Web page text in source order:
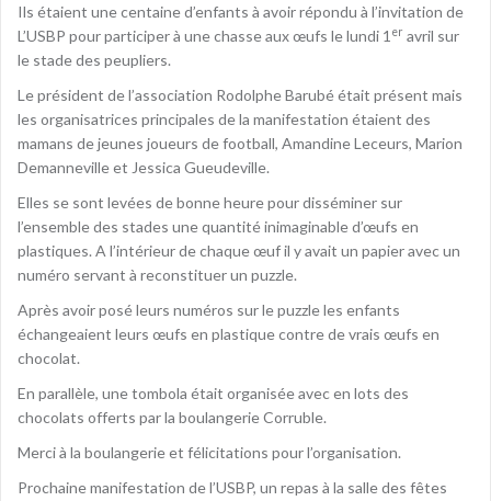
Ils étaient une centaine d’enfants à avoir répondu à l’invitation de
L’USBP pour participer à une chasse aux œufs le lundi 1 er avril sur
le stade des peupliers.
Le président de l’association Rodolphe Barubé était présent mais
les organisatrices principales de la manifestation étaient des
mamans de jeunes joueurs de football, Amandine Leceurs, Marion
Demanneville et Jessica Gueudeville.
Elles se sont levées de bonne heure pour disséminer sur
l’ensemble des stades une quantité inimaginable d’œufs en
plastiques. A l’intérieur de chaque œuf il y avait un papier avec un
numéro servant à reconstituer un puzzle.
Après avoir posé leurs numéros sur le puzzle les enfants
échangeaient leurs œufs en plastique contre de vrais œufs en
chocolat.
En parallèle, une tombola était organisée avec en lots des
chocolats offerts par la boulangerie Corruble.
Merci à la boulangerie et félicitations pour l’organisation.
Prochaine manifestation de l’USBP, un repas à la salle des fêtes